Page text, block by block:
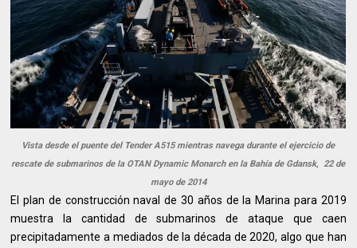
Vista desde el puente del Tender A515 mientras navega durante el ejercicio de
rescate de submarinos de la OTAN Dynamic Monarch en la Bahía de Gdansk, 22 de
mayo de 2014
El plan de construcción naval de 30 años de la Marina para 2019
muestra la cantidad de submarinos de ataque que caen
precipitadamente a mediados de la década de 2020, algo que han